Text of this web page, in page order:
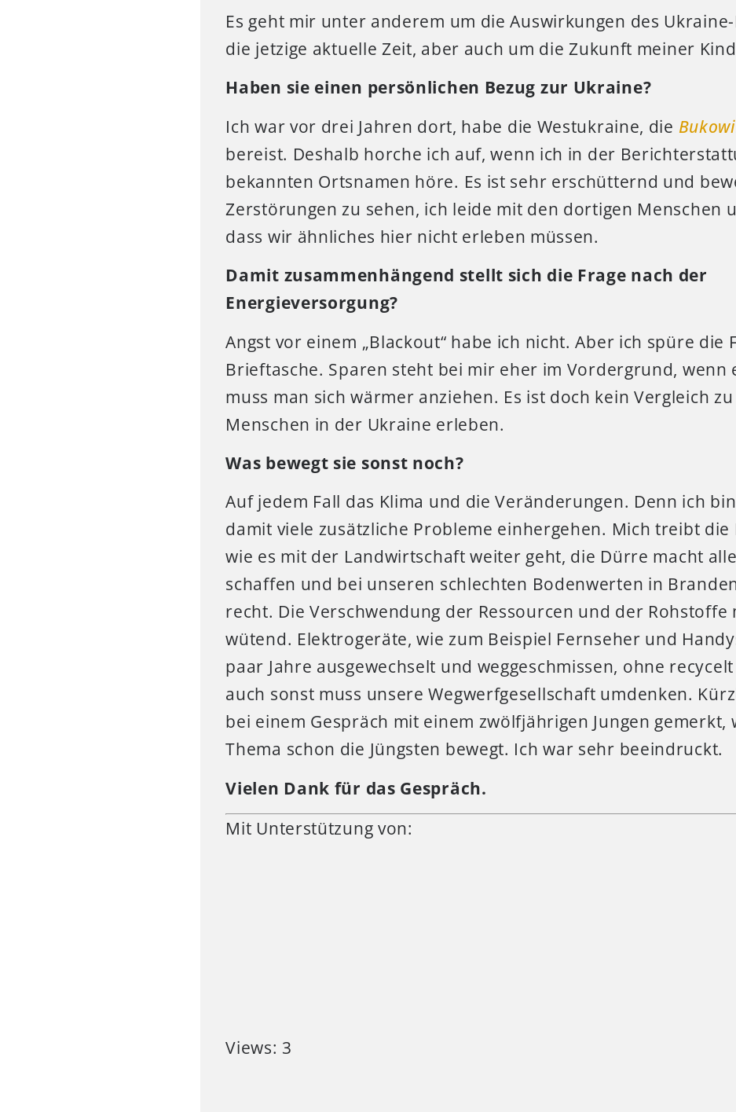
Es geht mir unter anderem um die Auswirkungen des
die jetzige aktuelle Zeit, aber auch um die Zukunft meiner
Haben sie einen persönlichen Bezug zur Ukraine?
Ich war vor drei Jahren dort, habe die Westukraine, die
bereist. Deshalb horche ich auf, wenn ich in der
bekannten Ortsnamen höre. Es ist sehr erschütternd und
Zerstörungen zu sehen, ich leide mit den dortigen Menschen
dass wir ähnliches hier nicht erleben müssen.
Damit zusammenhängend stellt sich die Frage nach der
Energieversorgung?
Angst vor einem „Blackout“ habe ich nicht. Aber ich spüre die
Brieftasche. Sparen steht bei mir eher im Vordergrund, wenn
muss man sich wärmer anziehen. Es ist doch kein Vergleich
Menschen in der Ukraine erleben.
Was bewegt sie sonst noch?
Auf jedem Fall das Klima und die Veränderungen. Denn ich
damit viele zusätzliche Probleme einhergehen. Mich treibt die
wie es mit der Landwirtschaft weiter geht, die Dürre macht
schaffen und bei unseren schlechten Bodenwerten in
recht. Die Verschwendung der Ressourcen und der Rohstoffe
wütend. Elektrogeräte, wie zum Beispiel Fernseher und
paar Jahre ausgewechselt und weggeschmissen, ohne
auch sonst muss unsere Wegwerfgesellschaft umdenken.
bei einem Gespräch mit einem zwölfjährigen Jungen gemerkt,
Thema schon die Jüngsten bewegt. Ich war sehr beeindruckt.
Vielen Dank für das Gespräch.
Mit Unterstützung von:
Views: 3